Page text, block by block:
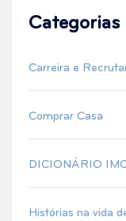
Categorias
Carreira e
Comprar Casa
DICIONÁRIO
Histórias na vida